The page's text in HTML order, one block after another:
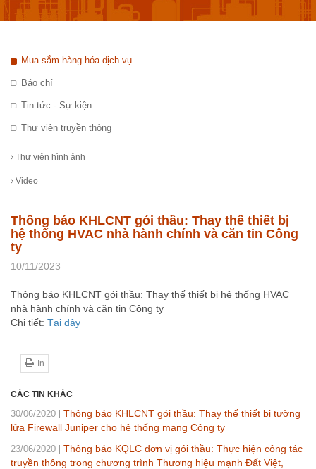
Mua sắm hàng hóa dịch vụ
Báo chí
Tin tức - Sự kiện
Thư viện truyền thông
Thư viện hình ảnh
Video
Thông báo KHLCNT gói thầu: Thay thế thiết bị
hệ thống HVAC nhà hành chính và căn tin Công
ty
10/11/2023
Thông báo KHLCNT gói thầu: Thay thế thiết bị hệ thống HVAC
nhà hành chính và căn tin Công ty
Chi tiết: Tại đây
In
CÁC TIN KHÁC
30/06/2020
Thông báo KHLCNT gói thầu: Thay thế thiết bị tường
lửa Firewall Juniper cho hệ thống mạng Công ty
23/06/2020
Thông báo KQLC đơn vị gói thầu: Thực hiện công tác
truyền thông trong chương trình Thương hiệu mạnh Đất Việt,